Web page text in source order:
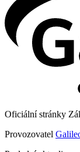
Oficiální stránky
Provozovatel